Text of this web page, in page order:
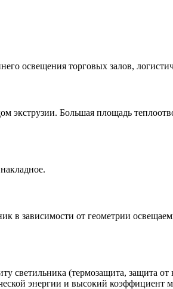
освещения торговых залов,
экструзии. Большая площадь
в зависимости от геометрии
светильника (термозащита, защита
энергии и высокий